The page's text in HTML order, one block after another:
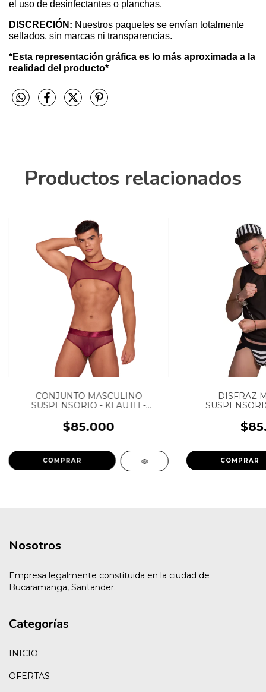
el uso de desinfectantes o planchas.
DISCRECIÓN: Nuestros paquetes se envían totalmente
sellados, sin marcas ni transparencias.
*Esta representación gráfica es lo más aproximada a la
realidad del producto*
Productos relacionados
CONJUNTO MASCULINO
SUSPENSORIO - KLAUTH -
$85.000
COMPRAR
DISFRAZ
COMPRAR
Nosotros
Empresa legalmente constituida en la ciudad de
Bucaramanga, Santander.
Categorías
INICIO
OFERTAS